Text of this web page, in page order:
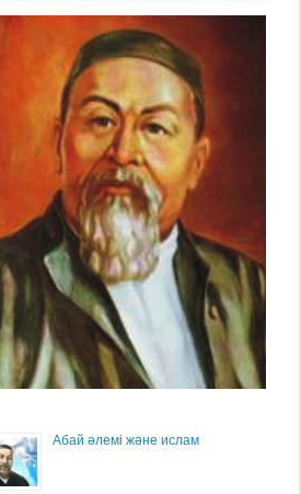
Абай әлемі және ислам